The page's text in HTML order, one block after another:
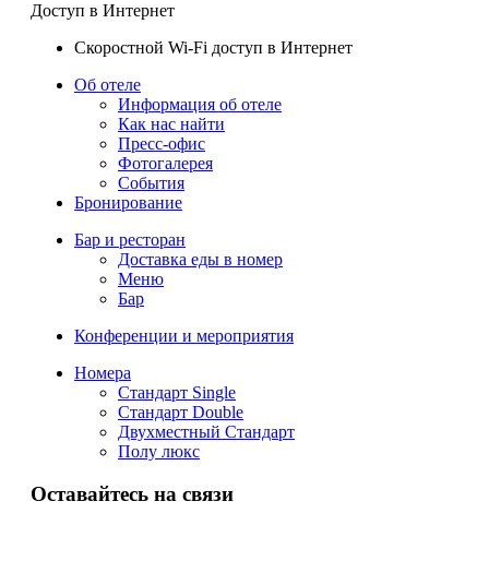
Доступ в Интернет
Скоростной Wi-Fi доступ в Интернет
Об отеле
Информация об отеле
Как нас найти
Пресс-офис
Фотогалерея
События
Бронирование
Бар и ресторан
Доставка еды в номер
Меню
Бар
Конференции и мероприятия
Номера
Стандарт Single
Стандарт Double
Двухместный Стандарт
Полу люкс
Оставайтесь на связи